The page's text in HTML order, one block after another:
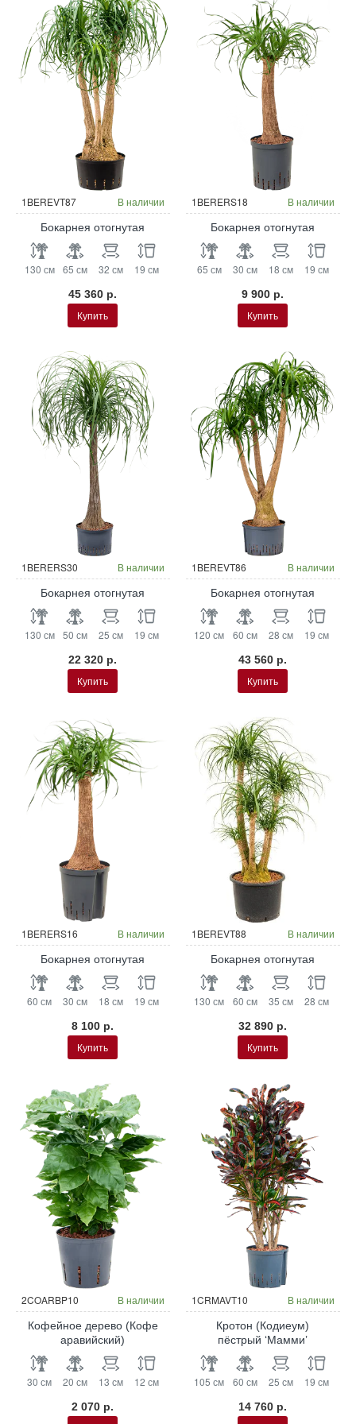
Гидропоника
1BEREVT87 В наличии
Бокарнея отогнутая
130 см 65 см 32 см 19 см
45 360 р.
Купить
Гидропоника
1BERERS18 В наличии
Бокарнея отогнутая
65 см 30 см 18 см 19 см
9 900 р.
Купить
Гидропоника
1BERERS30 В наличии
Бокарнея отогнутая
130 см 50 см 25 см 19 см
22 320 р.
Купить
Гидропоника
1BEREVT86 В наличии
Бокарнея отогнутая
120 см 60 см 28 см 19 см
43 560 р.
Купить
Гидропоника
1BERERS16 В наличии
Бокарнея отогнутая
60 см 30 см 18 см 19 см
8 100 р.
Купить
Гидропоника
1BEREVT88 В наличии
Бокарнея отогнутая
130 см 60 см 35 см 28 см
32 890 р.
Купить
Гидропоника
2COARBP10 В наличии
Кофейное дерево (Кофе
аравийский)
30 см 20 см 13 см 12 см
2 070 р.
Гидропоника
1CRMAVT10 В наличии
Кротон (Кодиеум)
пёстрый ‘Мамми’
105 см 60 см 25 см 19 см
14 760 р.